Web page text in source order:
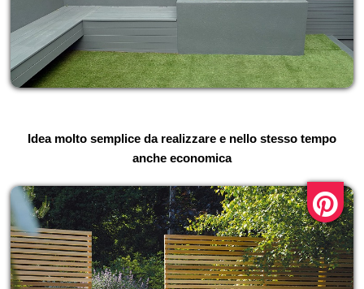
Idea molto semplice da realizzare e nello stesso tempo
anche economica